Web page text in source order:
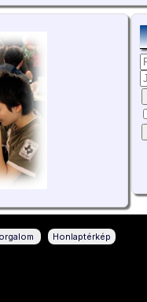
| Honlaptérkép